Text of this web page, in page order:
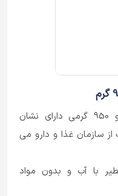
حقیقت دادجو 950 گرمی دارای نشان
سازمان غذا و دارو می
با آب و بدون مواد